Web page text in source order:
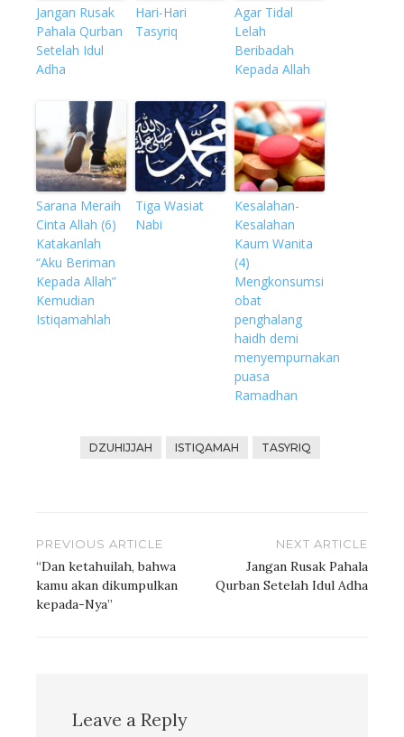
Jangan Rusak
Pahala Qurban
Setelah Idul
Adha
Hari-Hari
Tasyriq
Agar Tidal
Lelah
Beribadah
Kepada Allah
Sarana Meraih
Cinta Allah (6)
Katakanlah
“Aku Beriman
Kepada Allah”
Kemudian
Istiqamahlah
Tiga Wasiat
Nabi
Kesalahan-
Kesalahan
Kaum Wanita
(4)
Mengkonsumsi
obat
penghalang
haidh demi
menyempurnakan
puasa
Ramadhan
DZUHIJJAH ISTIQAMAH TASYRIQ
Post
navigation
PREVIOUS ARTICLE
“Dan ketahuilah, bahwa
kamu akan dikumpulkan
kepada-Nya”
NEXT ARTICLE
Jangan Rusak Pahala
Qurban Setelah Idul Adha
Leave a Reply